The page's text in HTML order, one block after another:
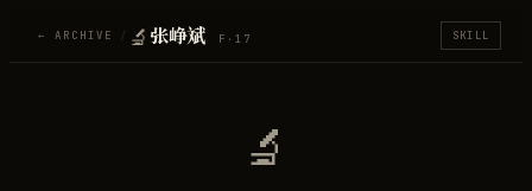
← ARCHIVE / 🔬 张峥斌 F· 17 SKILL
🔬